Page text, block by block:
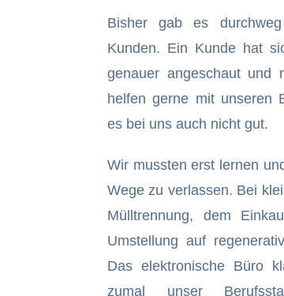
Bisher gab es
Kunden. Ein Kunde hat
genauer angeschaut und
helfen gerne mit unseren
es bei uns auch nicht gut.
Wir mussten erst lernen
Wege zu verlassen. Bei
Mülltrennung, dem
Umstellung auf
Das elektronische Büro
zumal unser